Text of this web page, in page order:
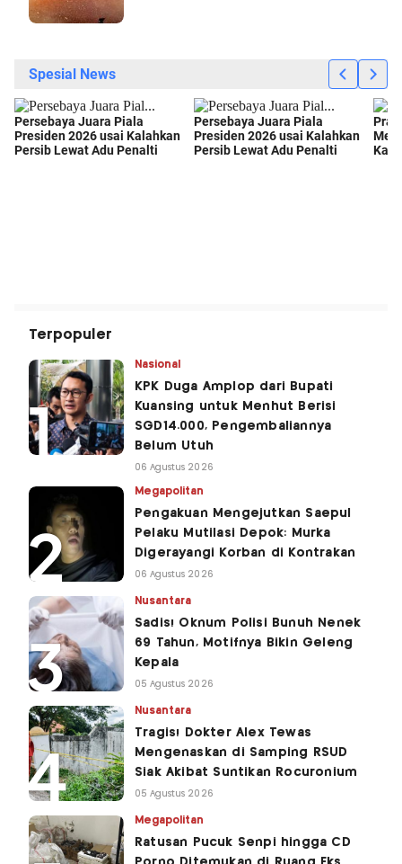
Terpopuler
Nasional
KPK Duga Amplop dari Bupati
Kuansing untuk Menhut Berisi
SGD14.000, Pengembaliannya
Belum Utuh
06 Agustus 2026
Megapolitan
Pengakuan Mengejutkan Saepul
Pelaku Mutilasi Depok: Murka
Digerayangi Korban di Kontrakan
06 Agustus 2026
Nusantara
Sadis! Oknum Polisi Bunuh Nenek
69 Tahun, Motifnya Bikin Geleng
Kepala
05 Agustus 2026
Nusantara
Tragis! Dokter Alex Tewas
Mengenaskan di Samping RSUD
Siak Akibat Suntikan Rocuronium
05 Agustus 2026
Megapolitan
Ratusan Pucuk Senpi hingga CD